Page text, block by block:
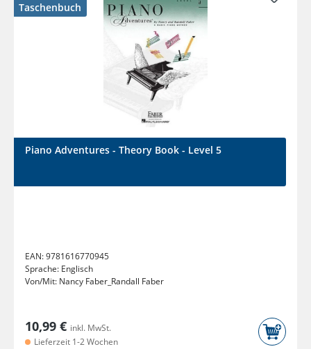
Taschenbuch
Piano Adventures - Theory Book - Level 5
EAN:9781616770945
Sprache: Englisch
Von/Mit: Nancy Faber_Randall Faber
10,99 € inkl. MwSt.
Lieferzeit 1-2 Wochen